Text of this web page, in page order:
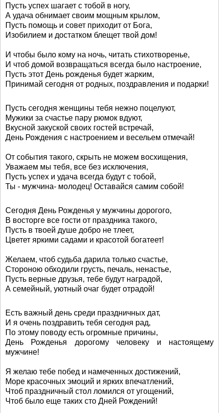
Пусть успех шагает с тобой в ногу,
А удача обнимает своим мощным крылом,
Пусть помощь и совет приходит от Бога,
Изобилием и достатком блещет твой дом!
И чтобы было кому на ночь, читать стихотворенье,
И чтоб домой возвращаться всегда было настроение,
Пусть этот День рожденья будет жарким,
Принимай сегодня от родных, поздравления и подарки!
Пусть сегодня женщины тебя нежно поцелуют,
Мужики за счастье пару рюмок вдуют,
Вкусной закуской своих гостей встречай,
День Рождения с настроением и весельем отмечай!
От события такого, скрыть не можем восхищения,
Уважаем мы тебя, все без исключения,
Пусть успех и удача всегда будут с тобой,
Ты - мужчина- молодец! Оставайся самим собой!
Сегодня День Рожденья у мужчины дорогого,
В восторге все гости от праздника такого,
Пусть в твоей душе добро не тлеет,
Цветет яркими садами и красотой богатеет!
Желаем, чтоб судьба дарила только счастье,
Стороною обходили грусть, печаль, ненастье,
Пусть верные друзья, тебе будут наградой,
А семейный, уютный очаг будет отрадой!
Есть важный день среди праздничных дат,
И я очень поздравить тебя сегодня рад,
По этому поводу есть огромные причины,
День Рожденья дорогому человеку и настоящему
мужчине!
Я желаю тебе побед и намеченных достижений,
Море красочных эмоций и ярких впечатлений,
Чтоб праздничный стол ломился от угощений,
Чтоб было еще таких сто Дней Рождений!